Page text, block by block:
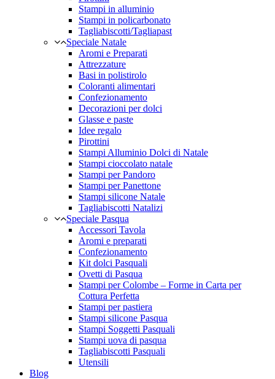
Stampi in alluminio
Stampi in policarbonato
Tagliabiscotti/Tagliapast
Speciale Natale
Aromi e Preparati
Attrezzature
Basi in polistirolo
Coloranti alimentari
Confezionamento
Decorazioni per dolci
Glasse e paste
Idee regalo
Pirottini
Stampi Alluminio Dolci di Natale
Stampi cioccolato natale
Stampi per Pandoro
Stampi per Panettone
Stampi silicone Natale
Tagliabiscotti Natalizi
Speciale Pasqua
Accessori Tavola
Aromi e preparati
Confezionamento
Kit dolci Pasquali
Ovetti di Pasqua
Stampi per Colombe – Forme in Carta per
Cottura Perfetta
Stampi per pastiera
Stampi silicone Pasqua
Stampi Soggetti Pasquali
Stampi uova di pasqua
Tagliabiscotti Pasquali
Utensili
Blog